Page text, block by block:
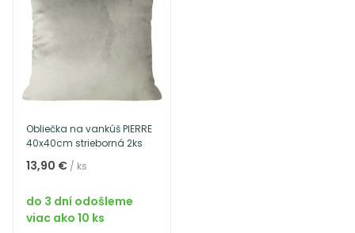
Obliečka na vankúš PIERRE
40x40cm strieborná 2ks
13,90 € / ks
do 3 dní odošleme
viac ako 10 ks